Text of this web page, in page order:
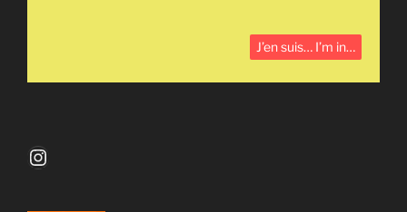
Instagram